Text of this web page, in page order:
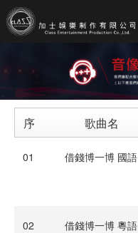
首
頁Home
關
於About
C.E
藝
人Artist
製
作Entertainment
影
像Media
音
像Audio
聯
絡Contact
序
號
歌曲名
01 借錢博一博 國語
02 借錢博一博 粵語